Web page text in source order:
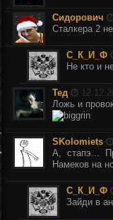
Сидорович
Сталкера 2
С_К_И_Ф
Не кто и
Тед
Ложь и
SKolomiets
А, стапэ...
Намеков на
С_К_И_Ф
Зайди в